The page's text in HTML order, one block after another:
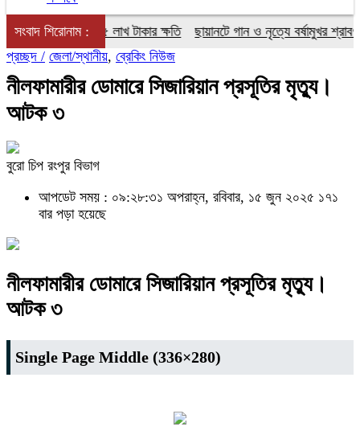
সংবাদ শিরোনাম :
ভস্মীভূত, ২৫ লাখ টাকার ক্ষতি
ছায়ানটে গান ও নৃত্যে বর্ষামুখর
প্রচ্ছদ / জেলা/স্থানীয়, ব্রেকিং নিউজ
নীলফামারীর ডোমারে সিজারিয়ান প্রসূতির মৃত্যু।
আটক ৩
বুরো চিপ রংপুর বিভাগ
আপডেট সময় : ০৯:২৮:৩১ অপরাহ্ন, রবিবার, ১৫ জুন ২০২৫ ১৭১
বার পড়া হয়েছে
নীলফামারীর ডোমারে সিজারিয়ান প্রসূতির মৃত্যু।
আটক ৩
Single Page Middle (336×280)